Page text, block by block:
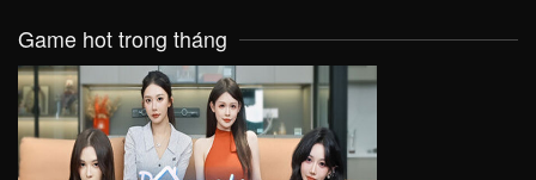
Game hot trong tháng
VIEW